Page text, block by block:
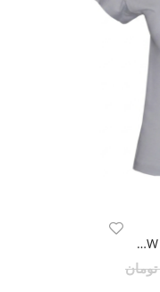
تی شرت ورزشی زنانه اسپورتلند SHIFT Lumin W